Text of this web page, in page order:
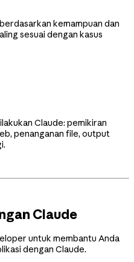
kemampuan dan
sesuai dengan kasus
Claude: pemikiran
penanganan file, output
Claude
untuk membantu Anda
dengan Claude.